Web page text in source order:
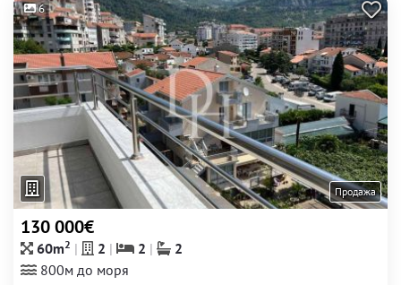
6
Продажа
130 000€
60m2 2 2
2
800м до моря